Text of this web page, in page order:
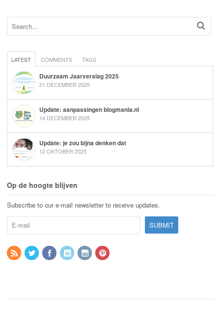
LATEST COMMENTS TAGS
Duurzaam Jaarverslag 2025
21 DECEMBER 2025
Update: aanpassingen blogmania.nl
14 DECEMBER 2025
Update: je zou bijna denken dat
12 OKTOBER 2025
Op de hoogte blijven
Subscribe to our e-mail newsletter to receive updates.